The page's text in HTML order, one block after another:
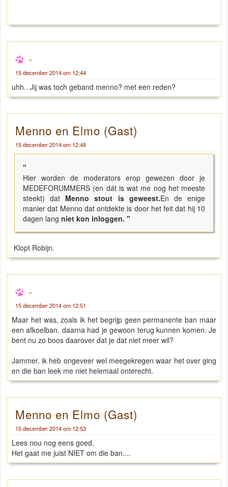
-
15 december 2014 om 12:44
uhh.. Jij was toch geband menno? met een reden?
Menno en Elmo (Gast)
15 december 2014 om 12:48
"
Hier worden de moderators erop gewezen door je
MEDEFORUMMERS (en dát is wat me nog het meeste
steekt) dat Menno stout is geweest.En de enige
manier dat Menno dat ontdekte is door het feit dat hij 10
dagen lang niet kon inloggen. "
Klopt Robijn.
-
15 december 2014 om 12:51
Maar het was, zoals ik het begrijp geen permanente ban maar
een afkoelban. daarna had je gewoon terug kunnen komen. Je
bent nu zo boos daarover dat je dat niet meer wil?
Jammer. ik heb ongeveer wel meegekregen waar het over ging
en die ban leek me niet helemaal onterecht.
Menno en Elmo (Gast)
15 december 2014 om 12:53
Lees nou nog eens goed.
Het gaat me juist NIET om die ban....